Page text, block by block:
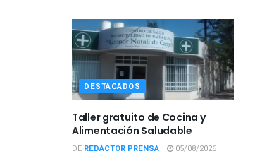
DESTACADOS
Taller gratuito de Cocina y
Alimentación Saludable
DE REDACTOR PRENSA 05/08/2026